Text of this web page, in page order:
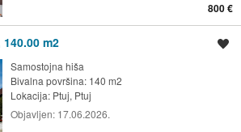
800 €
m2
Samostojna hiša
Bivalna površina: 140 m2
Lokacija: Ptuj, Ptuj
Objavljen: 17.06.2026.